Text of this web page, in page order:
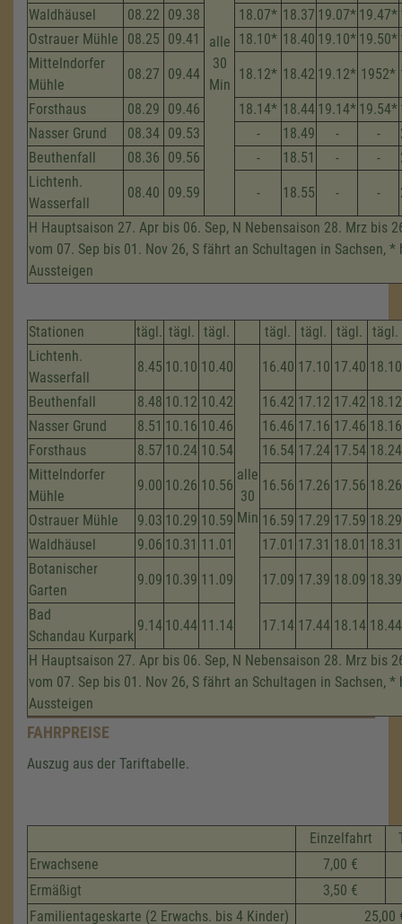
alle
30
Min
Waldhäusel 08.22 09.38 18.07* 18.37 19.07* 19.47*
Ostrauer Mühle
08.25 09.41 18.10* 18.40 19.10* 19.50*
Mittelndorfer
Mühle
08.27 09.44 18.12* 18.42 19.12* 1952*
Forsthaus 08.29 09.46 18.14* 18.44 19.14* 19.54*
Nasser Grund
08.34 09.53 - 18.49 - -
Beuthenfall
08.36 09.56 - 18.51 - -
Lichtenh.
Wasserfall
08.40 09.59 - 18.55 - -
H Hauptsaison 27. Apr bis 06. Sep, N Nebensaison 28. Mrz bis
vom 07. Sep bis 01. Nov 26, S fährt an Schultagen in Sachsen, *
Aussteigen
Stationen tägl. tägl. tägl. tägl. tägl. tägl.
tägl.
Lichtenh.
Wasserfall
8.45 10.10 10.40
alle
30
Min
16.40 17.10 17.40 18.10
Beuthenfall 8.48 10.12 10.42 16.42 17.12 17.42 18.12
Nasser Grund
8.51 10.16 10.46 16.46 17.16 17.46 18.16
Forsthaus
8.57 10.24 10.54 16.54 17.24 17.54 18.24
Mittelndorfer
Mühle
9.00 10.26 10.56 16.56 17.26 17.56 18.26
Ostrauer Mühle 9.03 10.29 10.59 16.59 17.29 17.59 18.29
Waldhäusel
9.06 10.31 11.01 17.01 17.31 18.01 18.31
Botanischer
Garten
9.09 10.39 11.09 17.09 17.39 18.09 18.39
Bad
Schandau Kurpark
9.14 10.44 11.14 17.14 17.44 18.14 18.44
H Hauptsaison 27. Apr bis 06. Sep, N Nebensaison 28. Mrz bis
vom 07. Sep bis 01. Nov 26, S fährt an Schultagen in Sachsen, *
Aussteigen
FAHRPREISE
Auszug aus der Tariftabelle.
Einzelfahrt
Erwachsene
7,00 €
Ermäßigt
3,50 €
Familientageskarte (2 Erwachs. bis 4 Kinder)
25,00